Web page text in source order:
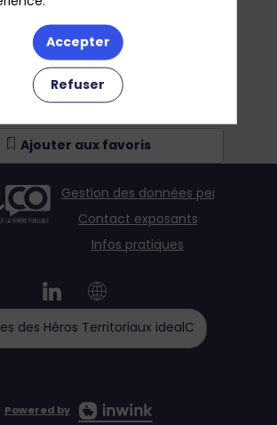
Ajouter aux favoris
Gestion des données personnelles
Contact exposants
Infos pratiques
des Héros Territoriaux idealCO
Powered by
Accepter
Refuser